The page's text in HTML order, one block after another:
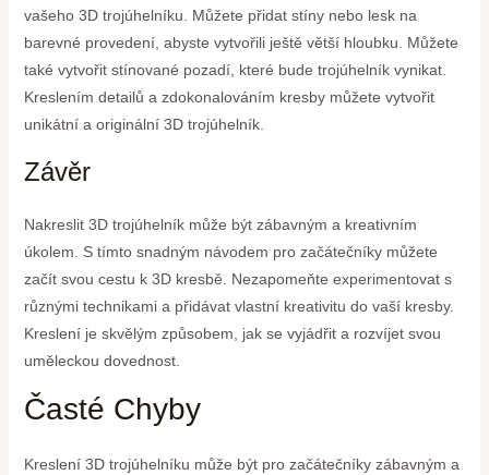
vašeho 3D trojúhelníku. Můžete přidat stíny nebo lesk na
barevné provedení, abyste vytvořili ještě větší hloubku. Můžete
také vytvořit stínované pozadí, které bude trojúhelník vynikat.
Kreslením detailů a zdokonalováním kresby můžete vytvořit
unikátní a originální 3D trojúhelník.
Závěr
Nakreslit 3D trojúhelník může být zábavným a kreativním
úkolem. S tímto snadným návodem pro začátečníky můžete
začít svou cestu k 3D kresbě. Nezapomeňte experimentovat s
různými technikami a přidávat vlastní kreativitu do vaší kresby.
Kreslení je skvělým způsobem, jak se vyjádřit a rozvíjet svou
uměleckou dovednost.
Časté Chyby
Kreslení 3D trojúhelníku může být pro začátečníky zábavným a